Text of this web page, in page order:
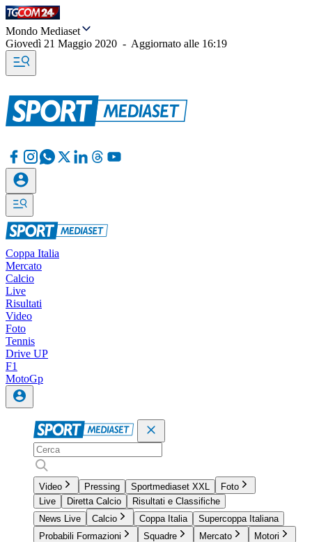
Mondo Mediaset
Giovedì 21 Maggio 2020 - Aggiornato alle 16:19
Coppa Italia
Mercato
Calcio
Live
Risultati
Video
Foto
Tennis
Drive UP
F1
MotoGp
Video Pressing Sportmediaset XXL
Foto
Live
Diretta Calcio
Risultati e Classifiche
News Live
Calcio Coppa Italia
Supercoppa Italiana
Probabili Formazioni
Squadre Mercato
Motori